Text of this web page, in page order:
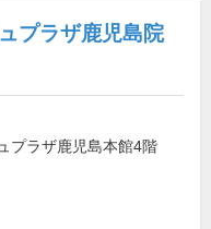
プラザ鹿児島院
プラザ鹿児島本館4階